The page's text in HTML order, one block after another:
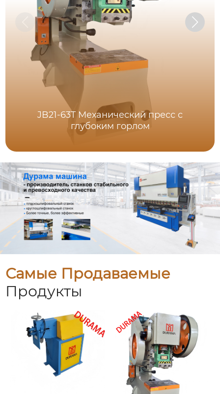
JB21-63T Механический пресс с
глубоким горлом
Самые Продаваемые
Продукты